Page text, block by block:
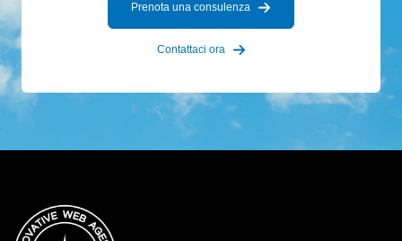
Prenota una consulenza
Contattaci ora